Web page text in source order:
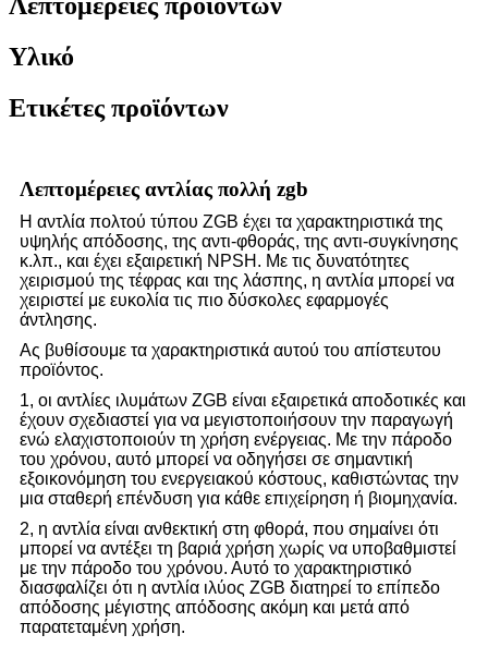
Λεπτομέρειες προϊόντων
Υλικό
Ετικέτες προϊόντων
Λεπτομέρειες αντλίας πολλή zgb
Η αντλία πολτού τύπου ZGB έχει τα χαρακτηριστικά της
υψηλής απόδοσης, της αντι-φθοράς, της αντι-συγκίνησης
κ.λπ., και έχει εξαιρετική NPSH. Με τις δυνατότητες
χειρισμού της τέφρας και της λάσπης, η αντλία μπορεί να
χειριστεί με ευκολία τις πιο δύσκολες εφαρμογές
άντλησης.
Ας βυθίσουμε τα χαρακτηριστικά αυτού του απίστευτου
προϊόντος.
1, οι αντλίες ιλυμάτων ZGB είναι εξαιρετικά αποδοτικές και
έχουν σχεδιαστεί για να μεγιστοποιήσουν την παραγωγή
ενώ ελαχιστοποιούν τη χρήση ενέργειας. Με την πάροδο
του χρόνου, αυτό μπορεί να οδηγήσει σε σημαντική
εξοικονόμηση του ενεργειακού κόστους, καθιστώντας την
μια σταθερή επένδυση για κάθε επιχείρηση ή βιομηχανία.
2, η αντλία είναι ανθεκτική στη φθορά, που σημαίνει ότι
μπορεί να αντέξει τη βαριά χρήση χωρίς να υποβαθμιστεί
με την πάροδο του χρόνου. Αυτό το χαρακτηριστικό
διασφαλίζει ότι η αντλία ιλύος ZGB διατηρεί το επίπεδο
απόδοσης μέγιστης απόδοσης ακόμη και μετά από
παρατεταμένη χρήση.